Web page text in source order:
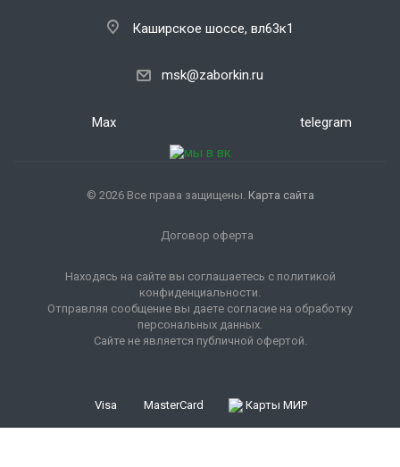
Каширское шоссе, вл63к1
msk@zaborkin.ru
Max telegram
© 2026 Все права защищены. Карта сайта
Договор оферта
Находясь на сайте вы соглашаетесь с политикой
конфиденциальности.
Отправляя сообщение вы даете согласие на обработку
персональных данных.
Сайте не является публичной офертой.
Visa MasterCard Карты МИР